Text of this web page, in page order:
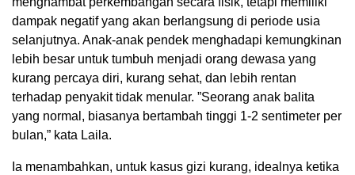
dampak negatif yang akan berlangsung di periode usia
selanjutnya. Anak-anak pendek menghadapi kemungkinan
lebih besar untuk tumbuh menjadi orang dewasa yang
kurang percaya diri, kurang sehat, dan lebih rentan
terhadap penyakit tidak menular. ”Seorang anak balita
yang normal, biasanya bertambah tinggi 1-2 sentimeter per
bulan,” kata Laila.
Ia menambahkan, untuk kasus gizi kurang, idealnya ketika